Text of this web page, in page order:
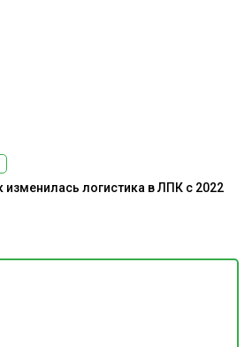
изменилась логистика в ЛПК с 2022